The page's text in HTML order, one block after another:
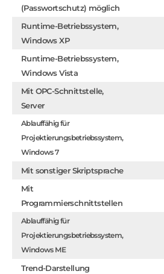
(Passwortschutz) möglich
Runtime-Betriebssystem,
Windows XP
Runtime-Betriebssystem,
Windows Vista
Mit OPC-Schnittstelle,
Server
Ablauffähig für
Projektierungsbetriebssystem,
Windows 7
Mit sonstiger Skriptsprache
Mit
Programmierschnittstellen
Ablauffähig für
Projektierungsbetriebssystem,
Windows ME
Trend-Darstellung